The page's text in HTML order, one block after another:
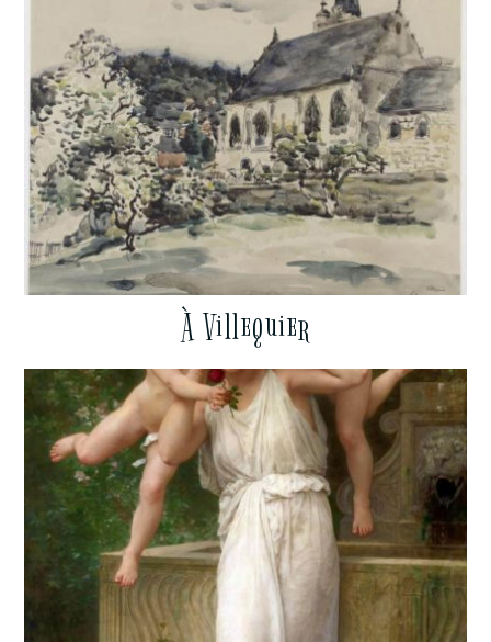
À Villequier